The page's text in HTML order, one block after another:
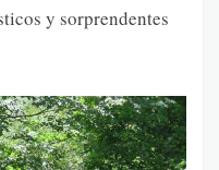
y sorprendentes